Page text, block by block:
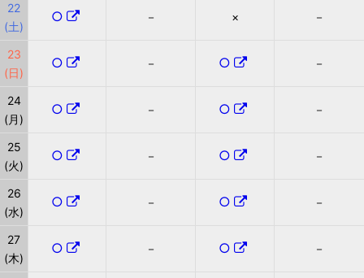
22
(土)
○ － × －
23
(日)
○ － ○ －
24
(月)
○ － ○ －
25
(火)
○ － ○ －
26
(水)
○ － ○ －
27
(木)
○ － ○ －